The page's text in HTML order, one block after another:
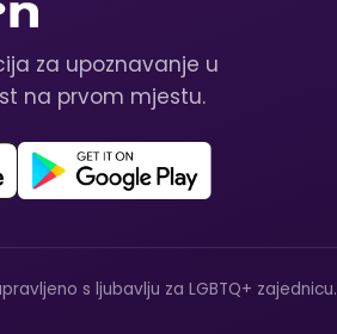
za upoznavanje u
na prvom mjestu.
s ljubavlju za LGBTQ+ zajednicu.